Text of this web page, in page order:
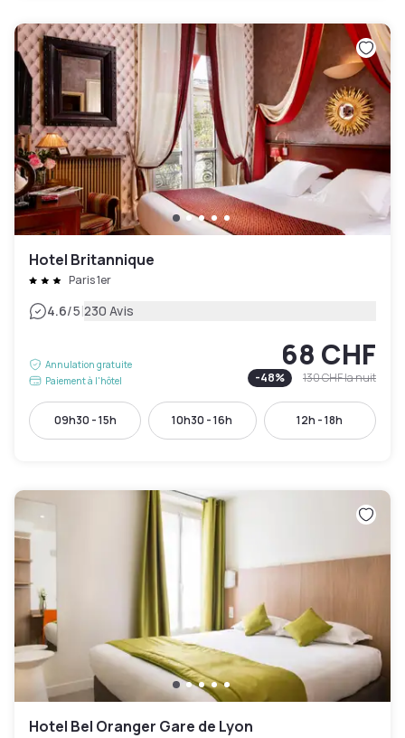
Hotel Britannique
Paris 1er
4.6/5|230 Avis
Annulation gratuite
Paiement à l'hôtel
68 CHF
-48% 130 CHFla nuit
09h30 - 15h 10h30 - 16h 12h - 18h
Hotel Bel Oranger Gare de Lyon